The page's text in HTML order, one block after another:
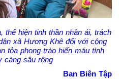
thể hiện tinh thần nhân ái, trách
xã Hương Khê đối với cộng
tỏa phong trào hiến máu tình
càng sâu rộng
Ban Biên Tập